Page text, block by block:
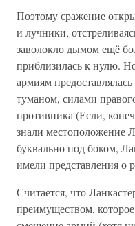
Поэтому сражение
и лучники,
заволокло дымом ещё
приблизилась к нулю.
армиям
туманом, силами
противника (Если,
знали местоположение
буквально под боком,
имели представления о
Считается, что
преимуществом,